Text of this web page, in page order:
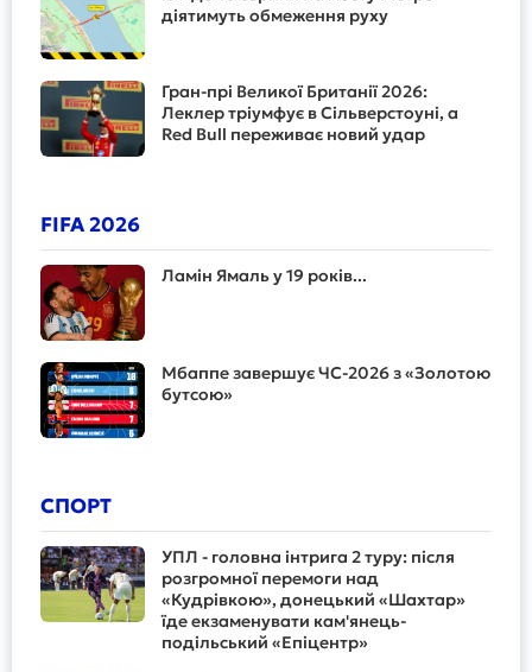
діятимуть обмеження руху
Гран-прі Великої Британії 2026:
Леклер тріумфує в Сільверстоуні, а
Red Bull переживає новий удар
FIFA 2026
Ламін Ямаль у 19 років...
Мбаппе завершує ЧС-2026 з «Золотою
бутсою»
СПОРТ
УПЛ - головна інтрига 2 туру: після
розгромної перемоги над
«Кудрівкою», донецький «Шахтар»
їде екзаменувати кам'янець-
подільський «Епіцентр»